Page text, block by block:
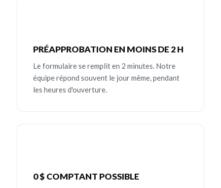
PRÉAPPROBATION EN MOINS DE 2 H
Le formulaire se remplit en 2 minutes. Notre
équipe répond souvent le jour même, pendant
les heures d'ouverture.
0 $ COMPTANT POSSIBLE